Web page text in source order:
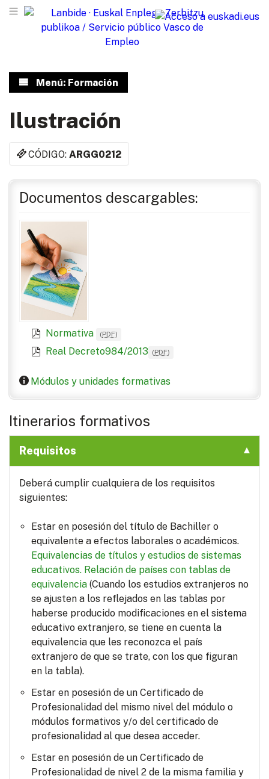
Menú: Formación
Ilustración
CÓDIGO:ARGG0212
Documentos descargables:
Normativa (PDF)
Real Decreto984/2013 (PDF)
Módulos y unidades formativas
Itinerarios formativos
Requisitos
Deberá cumplir cualquiera de los requisitos
siguientes:
Estar en posesión del título de Bachiller o
equivalente a efectos laborales o académicos.
Equivalencias de títulos y estudios de sistemas
educativos. Relación de países con tablas de
equivalencia (Cuando los estudios extranjeros no
se ajusten a los reflejados en las tablas por
haberse producido modificaciones en el sistema
educativo extranjero, se tiene en cuenta la
equivalencia que les reconozca el país
extranjero de que se trate, con los que figuran
en la tabla).
Estar en posesión de un Certificado de
Profesionalidad del mismo nivel del módulo o
módulos formativos y/o del certificado de
profesionalidad al que desea acceder.
Estar en posesión de un Certificado de
Profesionalidad de nivel 2 de la misma familia y